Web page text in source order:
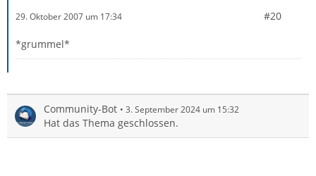
29. Oktober 2007 um 17:34 #20
*grummel*
Community-Bot 3. September 2024 um 15:32
Hat das Thema geschlossen.